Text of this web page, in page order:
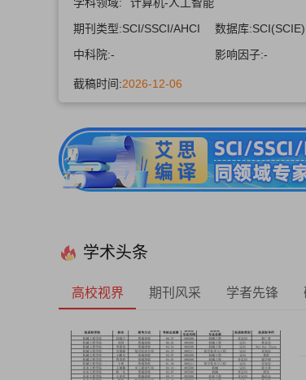
期刊类型:SCI/SSCI/AHCI 数据库:SCI(SCIE)
中科院:- 影响因子:-
截稿时间:2026-12-06
学术头条
高校视界 期刊风采 学者先锋